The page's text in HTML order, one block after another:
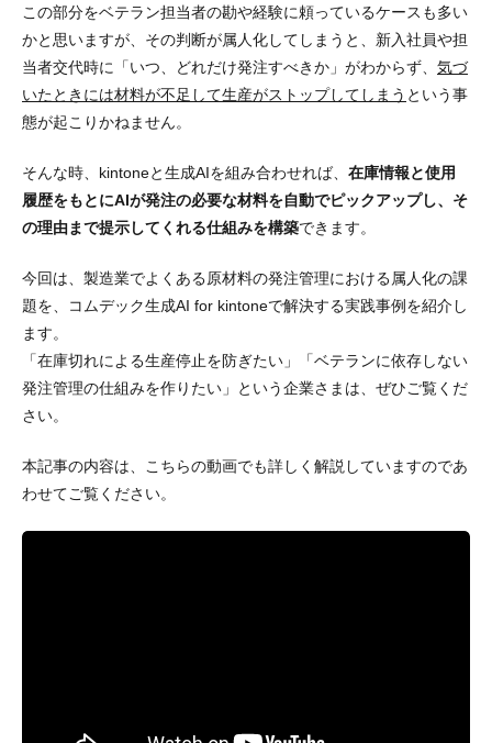
この部分をベテラン担当者の勘や経験に頼っているケースも多い
かと思いますが、その判断が属人化してしまうと、新入社員や担
当者交代時に「いつ、どれだけ発注すべきか」がわからず、 気づ
いたときには材料が不足して生産がストップしてしまう という事
態が起こりかねません。
そんな時、kintoneと生成AIを組み合わせれば、 在庫情報と使用
履歴をもとにAIが発注の必要な材料を自動でピックアップし、そ
の理由まで提示してくれる仕組みを構築できます。
今回は、製造業でよくある原材料の発注管理における属人化の課
題を、コムデック生成AI for kintoneで解決する実践事例を紹介し
ます。
「在庫切れによる生産停止を防ぎたい」「ベテランに依存しない
発注管理の仕組みを作りたい」という企業さまは、ぜひご覧くだ
さい。
本記事の内容は、こちらの動画でも詳しく解説していますのであ
わせてご覧ください。